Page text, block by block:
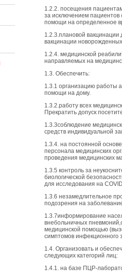
1.2.2. посещения
за исключением пациентов
помощи на определенное
1.2.3.плановой вакцинации
вакцинации
1.2.4. медицинской
направляемых на
1.3. Обеспечить:
1.3.1 организацию работы
помощи на дому.
1.3.2.работу всех
Прекратить допуск
1.3.3соблюдение
средств индивидуальной
1.3.4. на постоянной
персонала медицинских
проведения медицинских
1.3.5 контроль за
биологической
для исследования на
1.3.6 незамедлительное
подозрения на
1.3.7информирование
внебольничных
медицинской помощью
симптомов инфекционного
1.4. Организовать и
следующих категорий лиц:
1.4.1. на базе ПЦР-